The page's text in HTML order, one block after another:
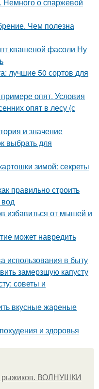
Чем полезна
квашеной фасоли Ну
лучшие 50 сортов для
опят. Условия
опят в лесу (с
и значение
выбрать для
зимой: секреты
правильно строить
вод
избавиться от мышей и
может навредить
использования в быту
замерзшую капусту
советы и
вкусные жареные
и здоровья
рыжиков. ВОЛНУШКИ